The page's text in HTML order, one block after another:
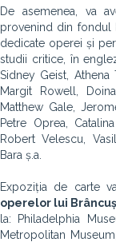
De asemenea, va
provenind din fondul
dedicate operei și
studii critice, în
Sidney Geist, Athena
Margit Rowell,
Matthew Gale,
Petre Oprea,
Robert Velescu,
Bara ș.a.
Expoziția de carte
operelor lui
la: Philadelphia
Metropolitan